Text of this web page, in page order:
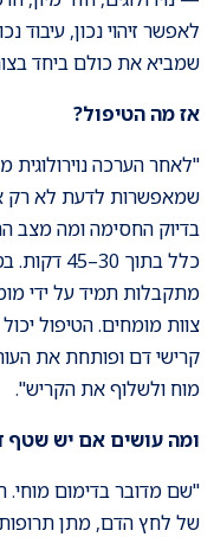
לאפשר זיהוי נכון, עיבוד
שמביא את כולם ביחד
אז מה הטיפול?
"לאחר הערכה
שמאפשרות לדעת לא רק
בדיוק החסימה ומה מצב
כלל בתוך
מתקבלות תמיד על ידי
קרישי דם ופותחת את
מוח ולשלוף את הקריש".
ומה עושים אם יש שטף
"שם מדובר בדימום מוחי.
של לחץ הדם, מתן